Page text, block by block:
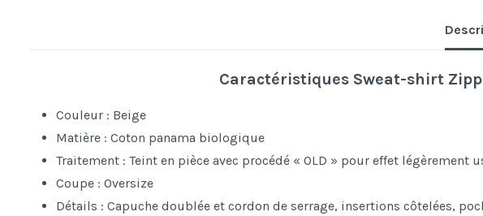
Caractéristiques Sweat-shirt
Couleur : Beige
Matière : Coton panama biologique
Traitement : Teint en pièce avec procédé « OLD » pour effet légèrement
Coupe : Oversize
Détails : Capuche doublée et cordon de serrage, insertions côtelées,